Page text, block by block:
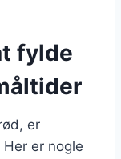
fylde
er
er nogle